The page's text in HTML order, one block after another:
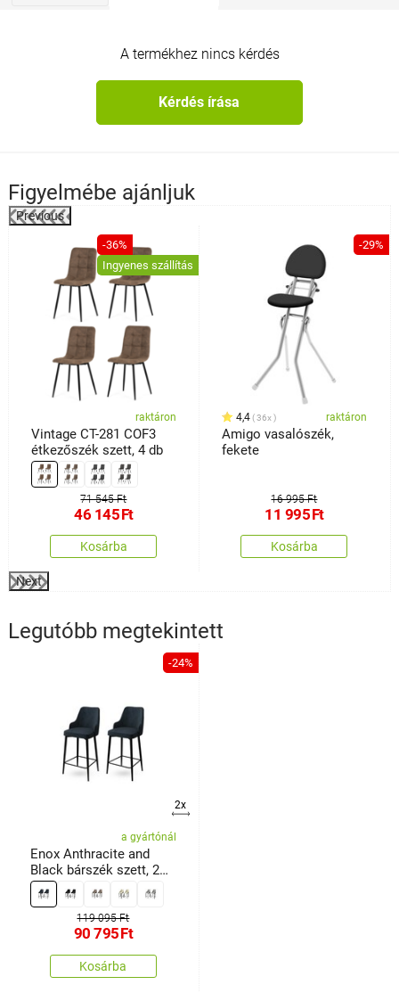
A termékhez nincs kérdés
Kérdés írása
Figyelmébe ajánljuk
Previous
-36%
Ingyenes szállítás
raktáron
Vintage CT-281 COF3
étkezőszék szett, 4 db
71 545 Ft
46 145Ft
Kosárba
-29%
4,4 36x raktáron
Amigo vasalószék,
fekete
16 995 Ft
11 995Ft
Kosárba
Next
Legutóbb megtekintett
-24%
2x
a gyártónál
Enox Anthracite and
Black bárszék szett, 2
db
119 095 Ft
90 795Ft
Kosárba